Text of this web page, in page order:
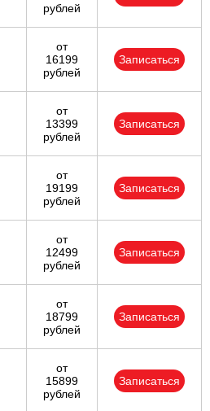
рублей
от
16199
рублей
Записаться
от
13399
рублей
Записаться
от
19199
рублей
Записаться
от
12499
рублей
Записаться
от
18799
рублей
Записаться
от
15899
рублей
Записаться